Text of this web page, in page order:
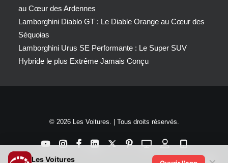
au Cœur des Ardennes
Lamborghini Diablo GT : Le Diable Orange au Cœur des
Séquoias
Lamborghini Urus SE Performante : Le Super SUV
Hybride le plus Extrême Jamais Conçu
© 2026 Les Voitures. | Tous droits réservés.
Les Voitures